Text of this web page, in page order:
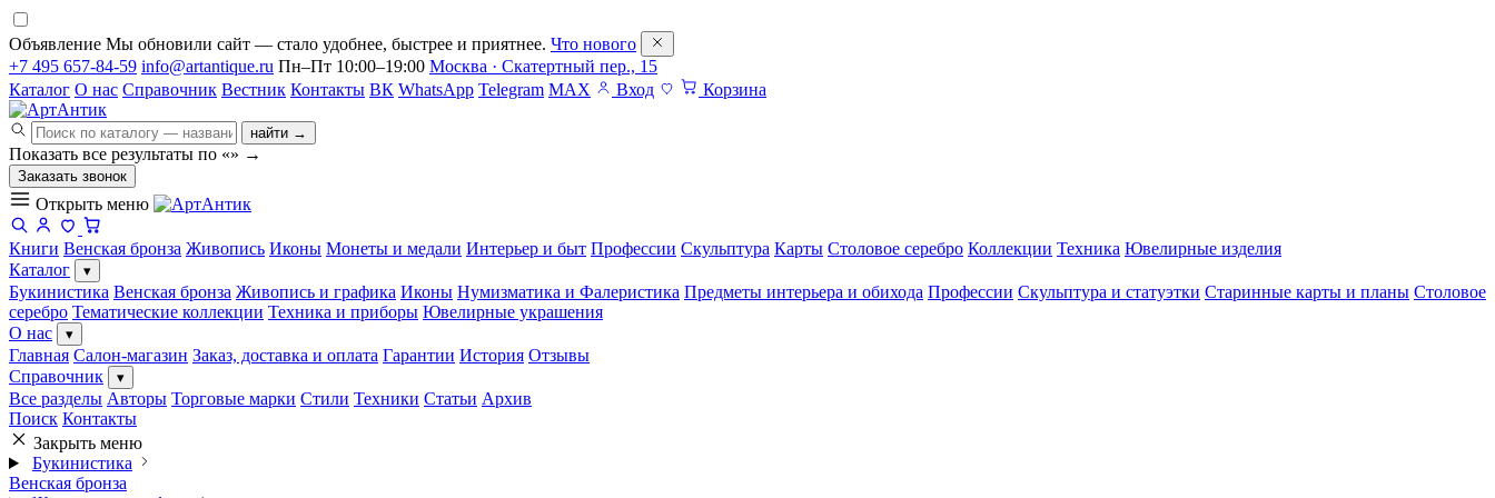
Объявление Мы обновили сайт — стало удобнее, быстрее и приятнее. Что нового
+7 495 657-84-59 info@artantique.ru Пн–Пт 10:00–19:00 Москва · Скатертный пер., 15
Каталог О нас Справочник Вестник Контакты ВК WhatsApp Telegram MAX Вход Корзина
найти →
Показать все результаты по «» →
Заказать звонок
Открыть меню
Книги Венская бронза Живопись Иконы Монеты и медали Интерьер и быт Профессии Скульптура Карты Столовое серебро Коллекции Техника Ювелирные изделия
Каталог
▾
Букинистика Венская бронза Живопись и графика Иконы Нумизматика и Фалеристика Предметы интерьера и обихода Профессии Скульптура и статуэтки Старинные карты и планы Столовое
серебро Тематические коллекции Техника и приборы Ювелирные украшения
О нас
▾
Главная Салон-магазин Заказ, доставка и оплата Гарантии История Отзывы
Справочник
▾
Все разделы Авторы Торговые марки Стили Техники Статьи Архив
Поиск Контакты
Закрыть меню
Букинистика
Венская бронза